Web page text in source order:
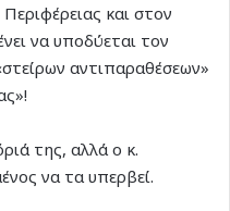
και στον
να υποδύεται τον
αντιπαραθέσεων»
της, αλλά ο κ.
να τα υπερβεί.